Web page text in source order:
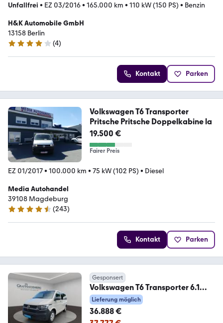
Unfallfrei • EZ 03/2016• 165.000 km • 110 kW (150 PS) • Benzin
H&K Automobile GmbH
13158 Berlin
3.9 Sterne
(4)
Kontakt Parken
Volkswagen T6 Transporter
Pritsche Pritsche Doppelkabine la
19.500 €
Fairer Preis
EZ 01/2017• 100.000 km • 75 kW (102 PS) • Diesel
Media Autohandel
39108 Magdeburg
4.7 Sterne
(243)
Kontakt Parken
Gesponsert
Volkswagen T6 Transporter 6.1
Kombi TDI DSG 9 Sitze AHK
Lieferung möglich
36.888 €